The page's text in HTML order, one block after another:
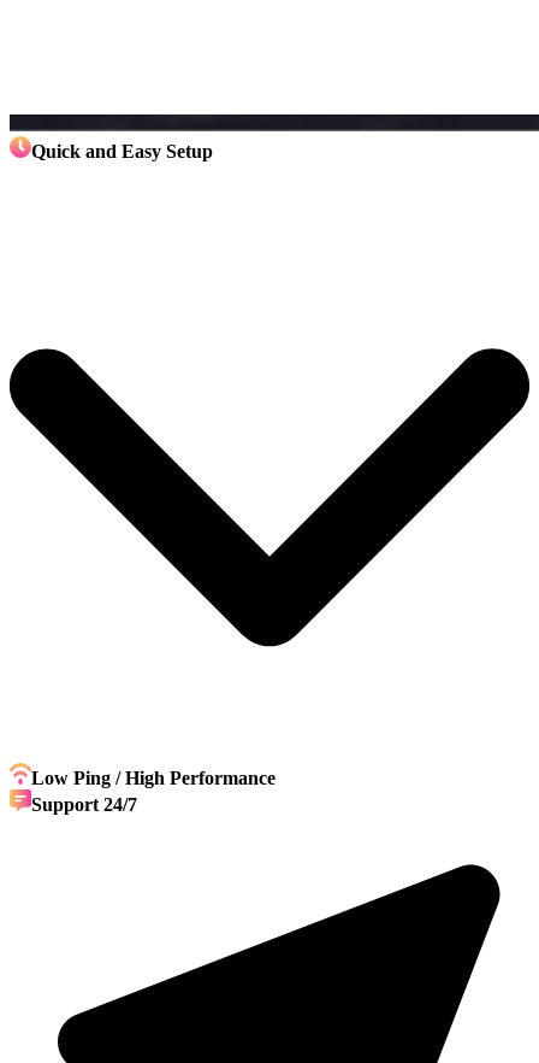
Quick and Easy Setup
Low Ping / High Performance
Support 24/7